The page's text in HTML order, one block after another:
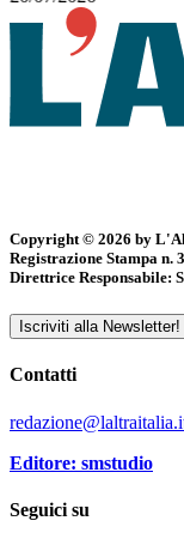
Copyright © 2026 by
Registrazione Stampa n.
Direttrice Responsabile:
Iscriviti alla Newsletter!
Contatti
Editore: smstudio
Seguici su